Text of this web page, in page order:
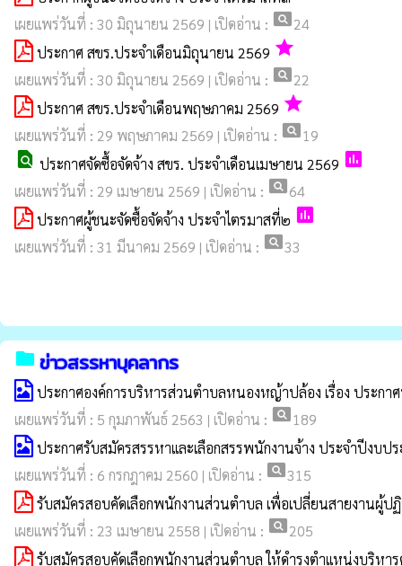
เผยแพร่วันที่ : 30 มิถุนายน 2569 | เปิดอ่าน : pageview24
ประกาศ สขร.ประจำเดือนมิถุนายน 2569 grade
เผยแพร่วันที่ : 30 มิถุนายน 2569 | เปิดอ่าน : pageview22
ประกาศ สขร.ประจำเดือนพฤษภาคม 2569 grade
เผยแพร่วันที่ : 29 พฤษภาคม 2569 | เปิดอ่าน : pageview19
find_in_page ประกาศจัดซื้อจัดจ้าง สขร. ประจำเดือนเมษายน 2569 poll
เผยแพร่วันที่ : 29 เมษายน 2569 | เปิดอ่าน : pageview64
ประกาศผู้ชนะจัดซื้อจัดจ้าง ประจำไตรมาสที่๒ poll
เผยแพร่วันที่ : 31 มีนาคม 2569 | เปิดอ่าน : pageview33
folder ข่าวสรรหาบุคลากร
ประกาศองค์การบริหารส่วนตำบลหนองหญ้าปล้อง เรื่อง ประก
เผยแพร่วันที่ : 5 กุมภาพันธ์ 2563 | เปิดอ่าน : pageview189
ประกาศรับสมัครสรรหาและเลือกสรรพนักงานจ้าง ประจำปีงบ
เผยแพร่วันที่ : 6 กรกฎาคม 2560 | เปิดอ่าน : pageview315
รับสมัครสอบคัดเลือกพนักงานส่วนตำบล เพื่อเปลี่ยนสายงานผู้ป
เผยแพร่วันที่ : 23 เมษายน 2558 | เปิดอ่าน : pageview205
รับสมัครสอบคัดเลือกพนักงานส่วนตำบล ให้ดำรงตำแหน่งบริห